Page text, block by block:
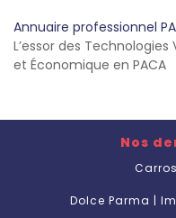
Annuaire professionnel
L’essor des
et Économique en PACA
Nos
Dolce Parma |